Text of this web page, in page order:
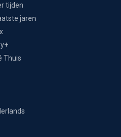
tijden
jaren
Thuis